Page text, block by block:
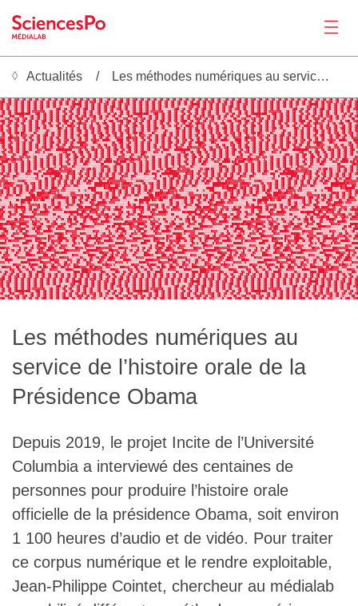
Actualités
Productions
Activités
Outils
Séminaire
Recrutement
L'équipe
Actualités Les méthodes numériques au service de l’histoire orale de la Présidence Obama
Les méthodes numériques au
service de l’histoire orale de la
Présidence Obama
Depuis 2019, le projet Incite de l’Université
Columbia a interviewé des centaines de
personnes pour produire l’histoire orale
officielle de la présidence Obama, soit environ
1 100 heures d’audio et de vidéo. Pour traiter
ce corpus numérique et le rendre exploitable,
Jean-Philippe Cointet, chercheur au médialab